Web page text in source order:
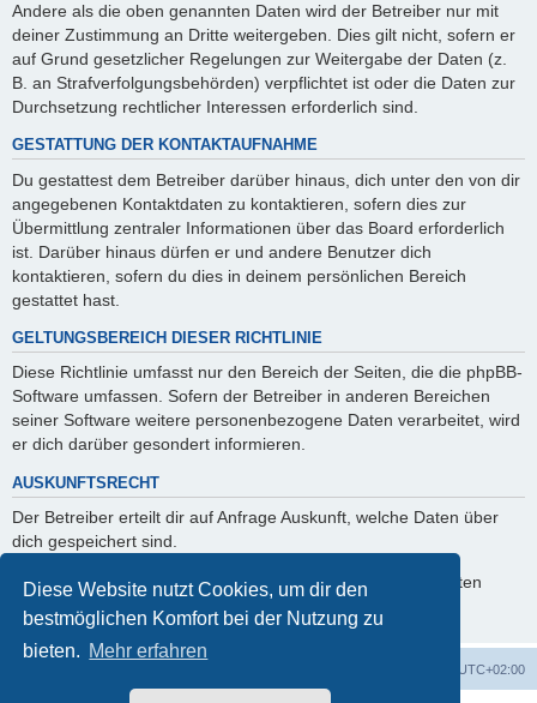
Diese Website nutzt Cookies, um dir den
bestmöglichen Komfort bei der Nutzung zu
bieten. Mehr erfahren
Andere als die oben genannten Daten wird der Betreiber nur mit
deiner Zustimmung an Dritte weitergeben. Dies gilt nicht, sofern er
auf Grund gesetzlicher Regelungen zur Weitergabe der Daten (z.
B. an Strafverfolgungsbehörden) verpflichtet ist oder die Daten zur
Durchsetzung rechtlicher Interessen erforderlich sind.
GESTATTUNG DER KONTAKTAUFNAHME
Du gestattest dem Betreiber darüber hinaus, dich unter den von dir
angegebenen Kontaktdaten zu kontaktieren, sofern dies zur
Übermittlung zentraler Informationen über das Board erforderlich
ist. Darüber hinaus dürfen er und andere Benutzer dich
kontaktieren, sofern du dies in deinem persönlichen Bereich
gestattet hast.
GELTUNGSBEREICH DIESER RICHTLINIE
Diese Richtlinie umfasst nur den Bereich der Seiten, die die phpBB-
Software umfassen. Sofern der Betreiber in anderen Bereichen
seiner Software weitere personenbezogene Daten verarbeitet, wird
er dich darüber gesondert informieren.
AUSKUNFTSRECHT
Der Betreiber erteilt dir auf Anfrage Auskunft, welche Daten über
dich gespeichert sind.
Du kannst jederzeit die Löschung bzw. Sperrung deiner Daten
verlangen. Kontaktiere hierzu bitte den Betreiber.
UTC+02:00